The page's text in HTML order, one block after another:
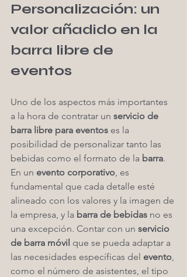
Personalización: un
valor añadido en la
barra libre de
eventos
Uno de los aspectos más importantes
a la hora de contratar un servicio de
barra libre para eventos es la
posibilidad de personalizar tanto las
bebidas como el formato de la barra.
En un evento corporativo, es
fundamental que cada detalle esté
alineado con los valores y la imagen de
la empresa, y la barra de bebidas no es
una excepción. Contar con un servicio
de barra móvil que se pueda adaptar a
las necesidades específicas del evento,
como el número de asistentes, el tipo